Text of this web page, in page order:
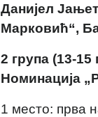
Данијел
Марковић“,
2 група (13-15
Номинација
1 место: прва